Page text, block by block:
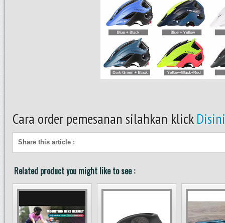
Cara order pemesanan silahkan klickDisini
Share this article :
Related product you might like to see :